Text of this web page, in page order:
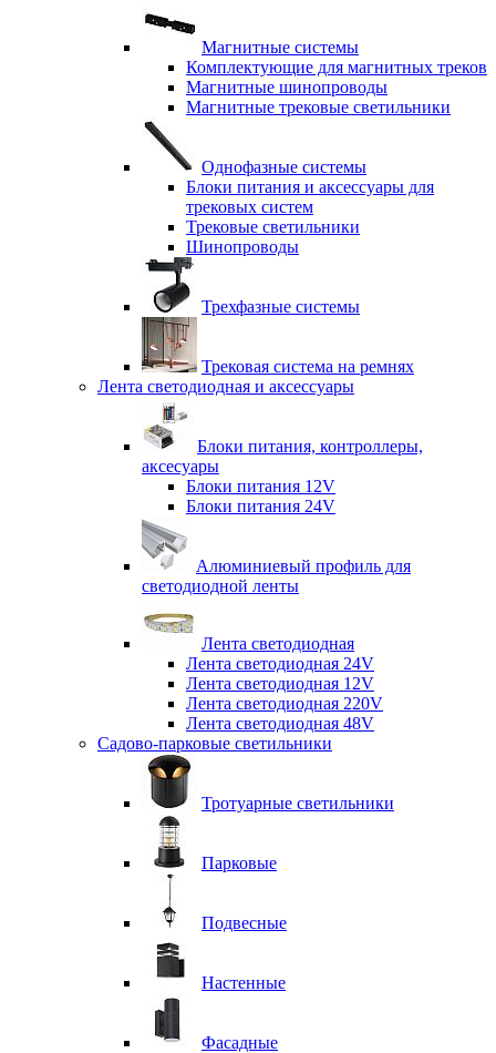
Магнитные системы
Комплектующие для магнитных треков
Магнитные шинопроводы
Магнитные трековые светильники
Однофазные системы
Блоки питания и аксессуары для
трековых систем
Трековые светильники
Шинопроводы
Трехфазные системы
Трековая система на ремнях
Лента светодиодная и аксессуары
Блоки питания, контроллеры,
аксесуары
Блоки питания 12V
Блоки питания 24V
Алюминиевый профиль для
светодиодной ленты
Лента светодиодная
Лента светодиодная 24V
Лента светодиодная 12V
Лента светодиодная 220V
Лента светодиодная 48V
Садово-парковые светильники
Тротуарные светильники
Парковые
Подвесные
Настенные
Фасадные